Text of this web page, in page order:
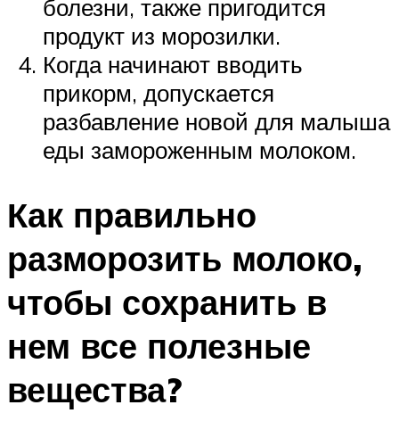
болезни, также пригодится
продукт из морозилки.
Когда начинают вводить
прикорм, допускается
разбавление новой для малыша
еды замороженным молоком.
Как правильно
разморозить молоко,
чтобы сохранить в
нем все полезные
вещества?